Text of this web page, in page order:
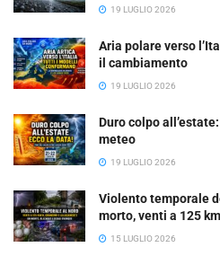
19 LUGLIO 2026
Aria polare verso
il cambiamento
19 LUGLIO 2026
Duro colpo
meteo
19 LUGLIO 2026
Violento temporale
morto, venti a 125
15 LUGLIO 2026